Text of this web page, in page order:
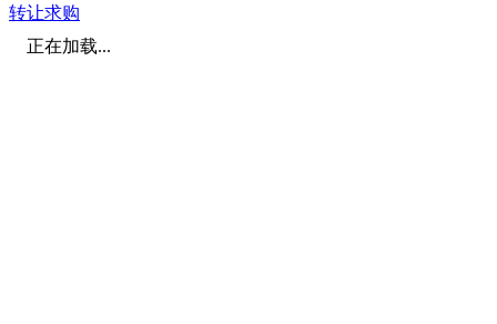
转让求购
正在加载...